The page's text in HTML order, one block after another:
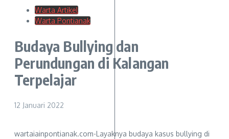
Warta Artikel
Warta Pontianak
Budaya Bullying dan
Perundungan di Kalangan
Terpelajar
12 Januari 2022
wartaiainpontianak.com-Layaknya budaya kasus bullying di